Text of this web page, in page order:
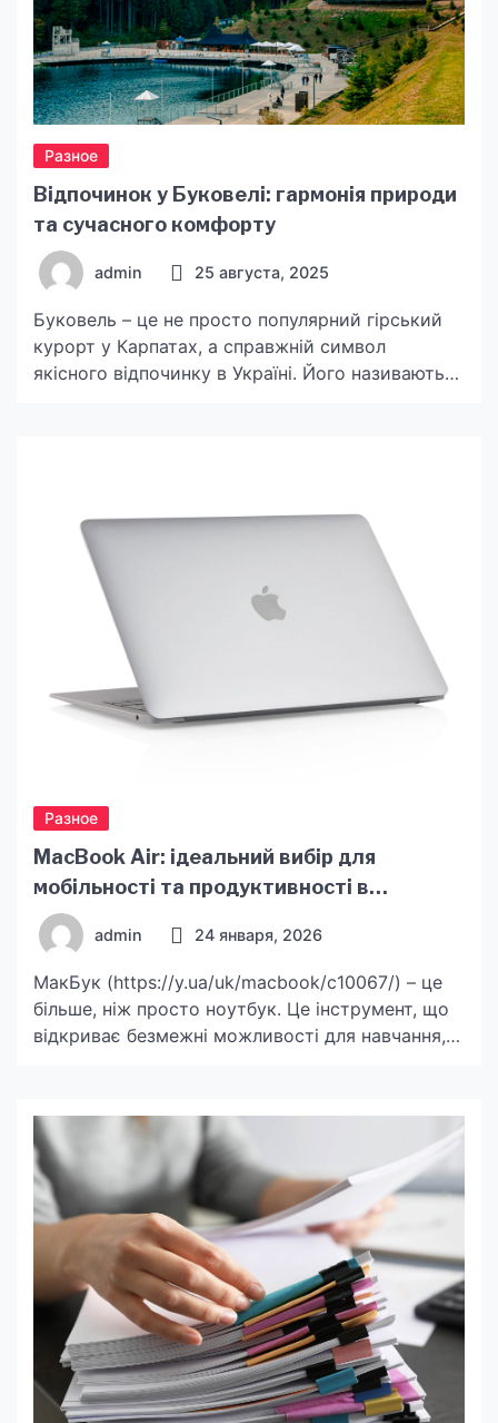
Разное
Відпочинок у Буковелі: гармонія природи
та сучасного комфорту
admin 25 августа, 2025
Буковель – це не просто популярний гірський
курорт у Карпатах, а справжній символ
якісного відпочинку в Україні. Його називають
спокійні прогулянки серед гірських лісів чи
затишні вечори з краєвидами, які […]
Разное
MacBook Air: ідеальний вибір для
мобільності та продуктивності в
категорії Макбук
admin 24 января, 2026
МакБук (https://y.ua/uk/macbook/c10067/) – це
більше, ніж просто ноутбук. Це інструмент, що
відкриває безмежні можливості для навчання,
кожна з яких розроблена для задоволення
певних потреб користувачів. Чи то надзвичайно
легкий та портативний MacBook Air
(https://y.ua/uk/macbook/macbook-air/c10067-
f=134:2327/), чи потужний та професійний
MacBook Pro, кожен знайде свій ідеальний
варіант. […]